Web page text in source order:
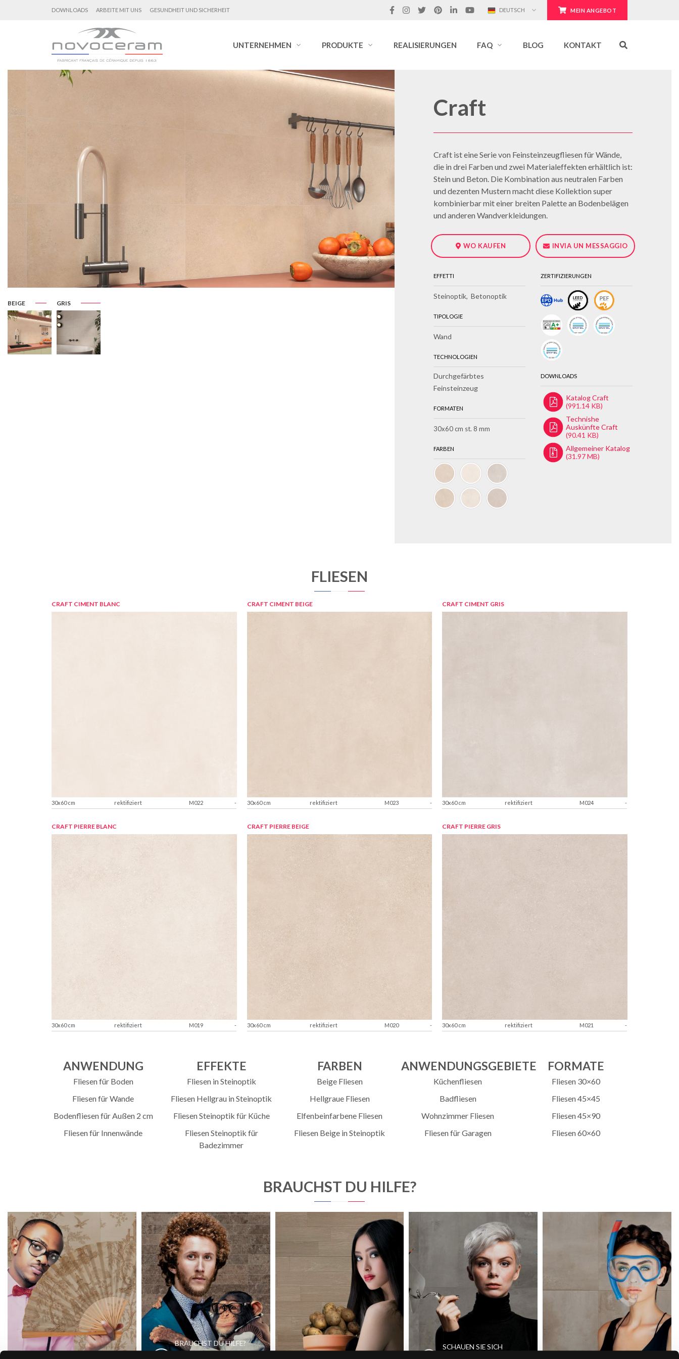
DOWNLOADS ARBEITE MIT UNS GESUNDHEIT UND SICHERHEIT DEUTSCH MEIN ANGEBOT
UNTERNEHMEN PRODUKTE REALISIERUNGEN FAQ BLOG KONTAKT
BEIGE GRIS
Craft
Craft ist eine Serie von Feinsteinzeugfliesen für Wände,
die in drei Farben und zwei Materialeffekten erhältlich ist:
Stein und Beton. Die Kombination aus neutralen Farben
und dezenten Mustern macht diese Kollektion super
kombinierbar mit einer breiten Palette an Bodenbelägen
und anderen Wandverkleidungen.
WO KAUFEN INVIA UN MESSAGGIO
EFFETTI
Steinoptik Betonoptik
TIPOLOGIE
Wand
TECHNOLOGIEN
Durchgefärbtes
Feinsteinzeug
FORMATEN
30x60 cm st. 8 mm
FARBEN
ZERTIFIZIERUNGEN
DOWNLOADS
Katalog Craft
(991.14 KB)
Technishe
Auskünfte Craft
(90.41 KB)
Allgemeiner Katalog
(31.97 MB)
FLIESEN
CRAFT CIMENT BLANC
30x60 cm rektifiziert M022 -
CRAFT CIMENT BEIGE
30x60 cm rektifiziert M023 -
CRAFT CIMENT GRIS
30x60 cm rektifiziert M024 -
CRAFT PIERRE BLANC
30x60 cm rektifiziert M019 -
CRAFT PIERRE BEIGE
30x60 cm rektifiziert M020 -
CRAFT PIERRE GRIS
30x60 cm rektifiziert M021 -
ANWENDUNG
Fliesen für Boden
Fliesen für Wande
Bodenfliesen für Außen 2 cm
Fliesen für Innenwände
EFFEKTE
Fliesen in Steinoptik
Fliesen Hellgrau in Steinoptik
Fliesen Steinoptik für Küche
Fliesen Steinoptik für
Badezimmer
FARBEN
Beige Fliesen
Hellgraue Fliesen
Elfenbeinfarbene Fliesen
Fliesen Beige in Steinoptik
ANWENDUNGSGEBIETE
Küchenfliesen
Badfliesen
Wohnzimmer Fliesen
Fliesen für Garagen
FORMATE
Fliesen 30×60
Fliesen 45×45
Fliesen 45×90
Fliesen 60×60
BRAUCHST DU HILFE?
BRAUCHST DU HILFE?
KONTAKTIERE
SCHAUEN SIE SICH